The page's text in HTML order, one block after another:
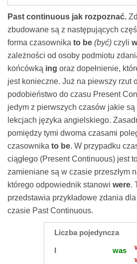
Past continuous jak rozpoznać.
zbudowane są z następujących
forma czasownika to be (być) czyli
zależności od osoby podmiotu
końcówką ing oraz dopełnienie,
jest konieczne. Już na piewszy rzut
podobieństwo do czasu Present
jedym z pierwszych czasów jakie
lekcjach języka angielskiego.
pomiędzy tymi dwoma czasami
czasownika to be. W przypadku
ciągłego (Present Continuous) jest
zamieniane są w czasie przeszłym
którego odpowiednik stanowi were.
przedstawia przykładowe zdania
czasie Past Continuous.
Liczba pojedyncza
I was